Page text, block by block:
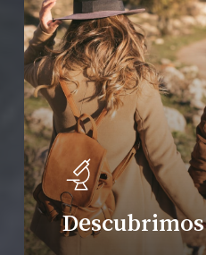
Descubrimos